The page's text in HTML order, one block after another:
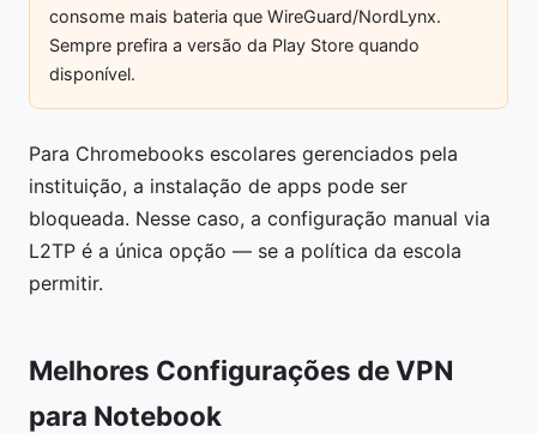
consome mais bateria que WireGuard/NordLynx.
Sempre prefira a versão da Play Store quando
disponível.
Para Chromebooks escolares gerenciados pela
instituição, a instalação de apps pode ser
bloqueada. Nesse caso, a configuração manual via
L2TP é a única opção — se a política da escola
permitir.
Melhores Configurações de VPN
para Notebook